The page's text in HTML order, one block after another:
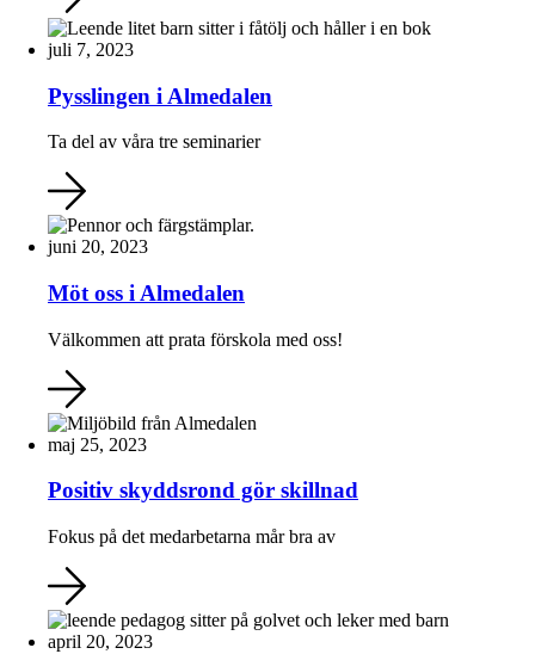
juli 7, 2023
Pysslingen i Almedalen
Ta del av våra tre seminarier
juni 20, 2023
Möt oss i Almedalen
Välkommen att prata förskola med oss!
maj 25, 2023
Positiv skyddsrond gör skillnad
Fokus på det medarbetarna mår bra av
april 20, 2023